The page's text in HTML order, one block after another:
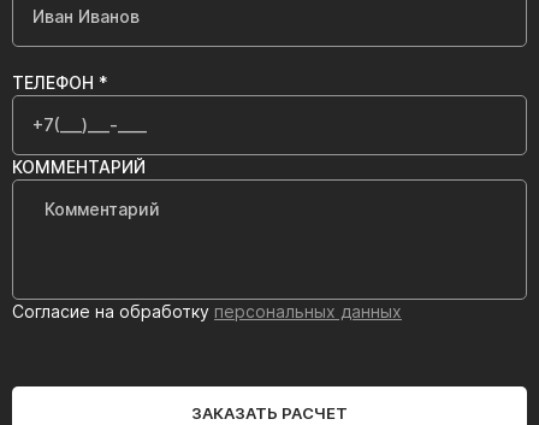
ТЕЛЕФОН *
КОММЕНТАРИЙ
Согласие на обработку персональных данных
ЗАКАЗАТЬ РАСЧЕТ